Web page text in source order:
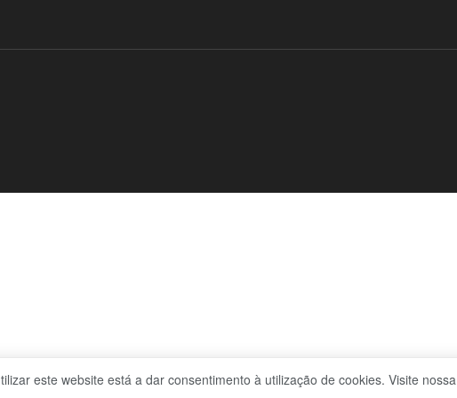
este website está a dar consentimento à utilização de cookies. Visite nossa